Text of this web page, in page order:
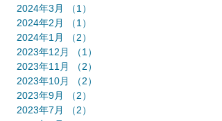
2024年3月
（1）
2024年2月
（1）
2024年1月
（2）
2023年12月
（1）
2023年11月
（2）
2023年10月
（2）
2023年9月
（2）
2023年7月
（2）